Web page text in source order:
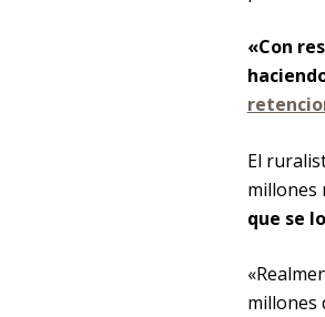
«Con
El
millones
que se
millones